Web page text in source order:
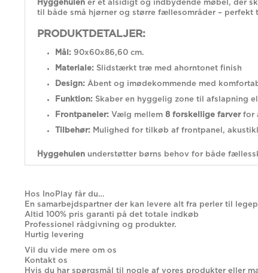
Hyggehulen er et alsidigt og indbydende møbel, der
til både små hjørner og større fællesområder –
PRODUKTDETALJER:
Mål: 90x60x86,60 cm.
Materiale: Slidstærkt træ med ahorntonet finish
Design: Åbent og imødekommende med
Funktion: Skaber en hyggelig zone til afslapning
Frontpaneler: Vælg mellem 8 forskellige farverfor
Tilbehør: Mulighed for tilkøb af frontpanel,
Hyggehulen understøtter børns behov for både
Hos InoPlay får du…
En samarbejdspartner der kan levere alt fra perler til
Altid 100% pris garanti på det totale indkøb
Professionel rådgivning og produkter.
Hurtig levering
Vil du vide mere om os
Kontakt os
Hvis du har spørgsmål til nogle af vores produkter eller